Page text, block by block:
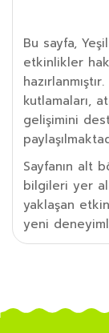
Bu sayfa,
etkinlikler
kutlamaları,
gelişimini
Sayfanın alt
bilgileri yer
yaklaşan
yeni